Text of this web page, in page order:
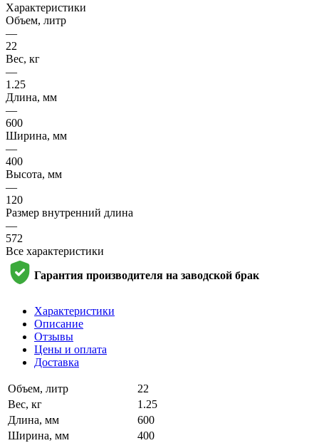
Характеристики
Объем, литр
—
22
Вес, кг
—
1.25
Длина, мм
—
600
Ширина, мм
—
400
Высота, мм
—
120
Размер внутренний длина
—
572
Все характеристики
Гарантия производителя на заводской брак
Характеристики
Описание
Отзывы
Цены и оплата
Доставка
Объем, литр
22
Вес, кг
1.25
Длина, мм
600
Ширина, мм
400